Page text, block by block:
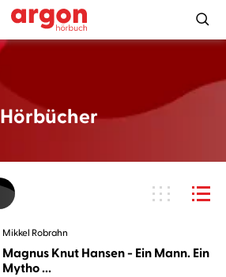
Hörbücher
Mikkel Robrahn
Magnus Knut Hansen - Ein Mann. Ein
Mytho ...